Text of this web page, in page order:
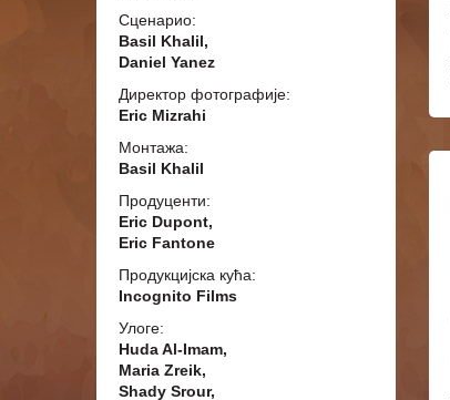
Сценарио:
Basil Khalil,
Daniel Yanez
Директор фотографије:
Eric Mizrahi
Монтажа:
Basil Khalil
Продуценти:
Eric Dupont,
Eric Fantone
Продукцијска кућа:
Incognito Films
Улоге:
Huda Al-Imam,
Maria Zreik,
Shady Srour,